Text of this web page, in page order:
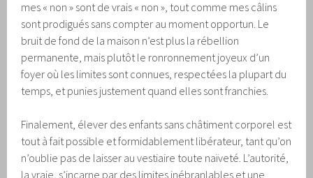
mes « non » sont de vrais « non », tout comme mes câlins
sont prodigués sans compter au moment opportun. Le
bruit de fond de la maison n’est plus la rébellion
permanente, mais plutôt le ronronnement joyeux d’un
foyer où les limites sont connues, respectées la plupart du
temps, et punies justement quand elles sont franchies.
Finalement, élever des enfants sans châtiment corporel est
tout à fait possible et formidablement libérateur, tant qu’on
n’oublie pas de laisser au vestiaire toute naïveté. L’autorité,
la vraie, s’incarne par des limites inébranlables et une